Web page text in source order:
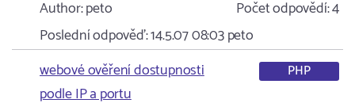
Author:peto Počet odpovědí:4
Poslední odpověď:14.5.07 08:03peto
webové ověření dostupnosti
podle IP a portu
PHP